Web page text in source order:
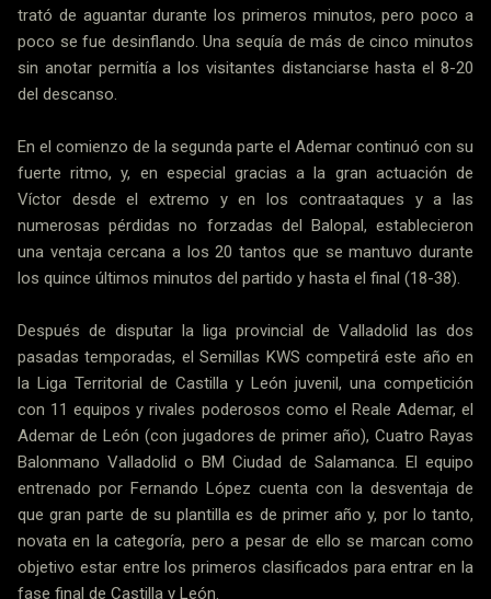
trató de aguantar durante los primeros minutos, pero poco a
poco se fue desinflando. Una sequía de más de cinco minutos
sin anotar permitía a los visitantes distanciarse hasta el 8-20
del descanso.
En el comienzo de la segunda parte el Ademar continuó con su
fuerte ritmo, y, en especial gracias a la gran actuación de
Víctor desde el extremo y en los contraataques y a las
numerosas pérdidas no forzadas del Balopal, establecieron
una ventaja cercana a los 20 tantos que se mantuvo durante
los quince últimos minutos del partido y hasta el final (18-38).
Después de disputar la liga provincial de Valladolid las dos
pasadas temporadas, el Semillas KWS competirá este año en
la Liga Territorial de Castilla y León juvenil, una competición
con 11 equipos y rivales poderosos como el Reale Ademar, el
Ademar de León (con jugadores de primer año), Cuatro Rayas
Balonmano Valladolid o BM Ciudad de Salamanca. El equipo
entrenado por Fernando López cuenta con la desventaja de
que gran parte de su plantilla es de primer año y, por lo tanto,
novata en la categoría, pero a pesar de ello se marcan como
objetivo estar entre los primeros clasificados para entrar en la
fase final de Castilla y León.